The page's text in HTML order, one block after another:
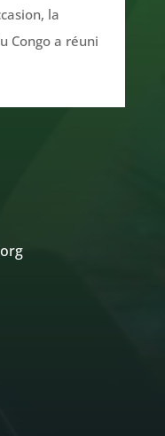
la
Congo a réuni